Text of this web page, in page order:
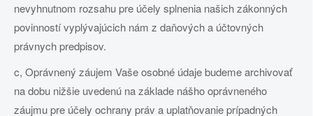
nevyhnutnom rozsahu pre účely splnenia našich zákonných
povinností vyplývajúcich nám z daňových a účtovných
právnych predpisov.
c, Oprávnený záujem Vaše osobné údaje budeme archivovať
na dobu nižšie uvedenú na základe nášho oprávneného
záujmu pre účely ochrany práv a uplatňovanie prípadných